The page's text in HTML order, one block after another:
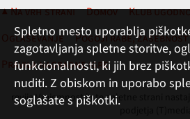
▲ Na vrh strani Domov Klub
Oglaševanje
Pogoji rabe,
Pravila nagradne igre
revija Vzajemnost in te spletne strani
Spletno mesto uporablja
zagotavljanja spletne storitve,
funkcionalnosti, ki jih brez
nuditi. Z obiskom in uporabo
soglašate s piškotki.